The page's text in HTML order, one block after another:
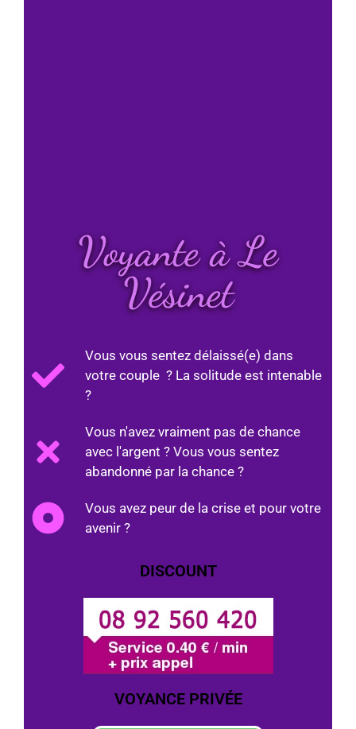
Voyante à Le
Vésinet
Vous vous sentez délaissé(e) dans
votre couple ? La solitude est intenable
?
Vous n'avez vraiment pas de chance
avec l'argent ? Vous vous sentez
abandonné par la chance ?
Vous avez peur de la crise et pour votre
avenir ?
DISCOUNT
VOYANCE PRIVÉE